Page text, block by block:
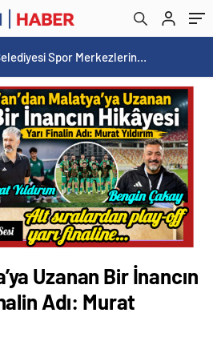
İpekyolu Belediyesi Spor Merkezlerinde yeni dönem kayıtları başladı.
Uzanan Bir İnancın
Adı: Murat